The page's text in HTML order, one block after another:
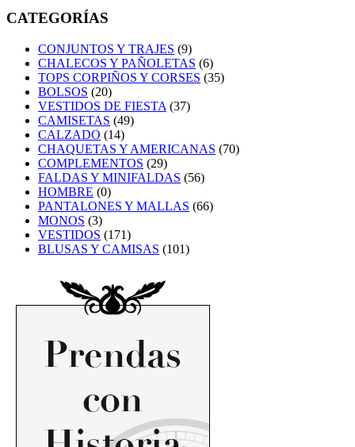
CATEGORÍAS
CONJUNTOS Y TRAJES (9)
CHALECOS Y PAÑOLETAS (6)
TOPS CORPIÑOS Y CORSES (35)
BOLSOS (20)
VESTIDOS DE FIESTA (37)
CAMISETAS (49)
CALZADO (14)
CHAQUETAS Y AMERICANAS (70)
COMPLEMENTOS (29)
FALDAS Y MINIFALDAS (56)
HOMBRE (0)
PANTALONES Y MALLAS (66)
MONOS (3)
VESTIDOS (171)
BLUSAS Y CAMISAS (101)